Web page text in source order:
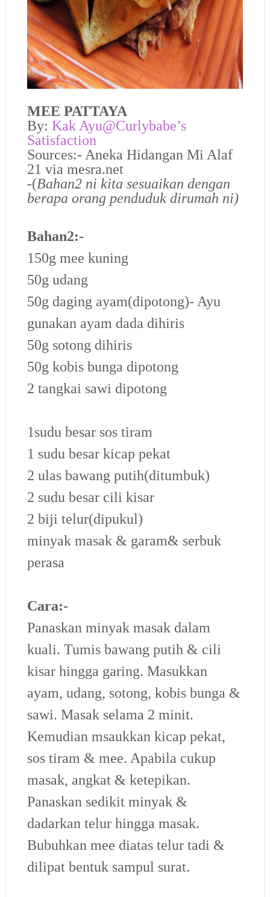
MEE PATTAYA
By: Kak Ayu@Curlybabe’s
Satisfaction
Sources:- Aneka Hidangan Mi Alaf
21 via mesra.net
-(Bahan2 ni kita sesuaikan dengan
berapa orang penduduk dirumah ni)
Bahan2:-
150g mee kuning
50g udang
50g daging ayam(dipotong)- Ayu
gunakan ayam dada dihiris
50g sotong dihiris
50g kobis bunga dipotong
2 tangkai sawi dipotong
1sudu besar sos tiram
1 sudu besar kicap pekat
2 ulas bawang putih(ditumbuk)
2 sudu besar cili kisar
2 biji telur(dipukul)
minyak masak & garam& serbuk
perasa
Cara:-
Panaskan minyak masak dalam
kuali. Tumis bawang putih & cili
kisar hingga garing. Masukkan
ayam, udang, sotong, kobis bunga &
sawi. Masak selama 2 minit.
Kemudian msaukkan kicap pekat,
sos tiram & mee. Apabila cukup
masak, angkat & ketepikan.
Panaskan sedikit minyak &
dadarkan telur hingga masak.
Bubuhkan mee diatas telur tadi &
dilipat bentuk sampul surat.